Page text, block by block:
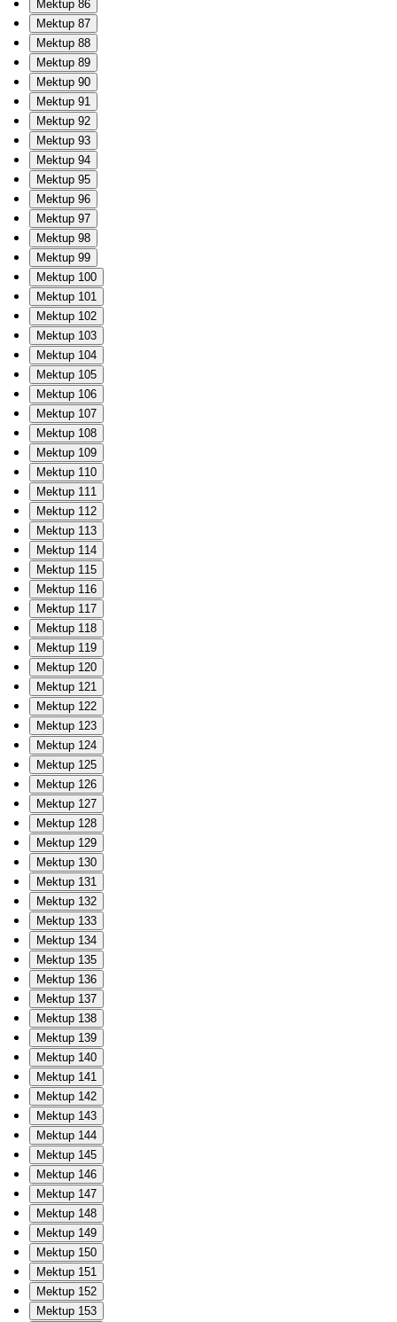
Mektup 86
Mektup 87
Mektup 88
Mektup 89
Mektup 90
Mektup 91
Mektup 92
Mektup 93
Mektup 94
Mektup 95
Mektup 96
Mektup 97
Mektup 98
Mektup 99
Mektup 100
Mektup 101
Mektup 102
Mektup 103
Mektup 104
Mektup 105
Mektup 106
Mektup 107
Mektup 108
Mektup 109
Mektup 110
Mektup 111
Mektup 112
Mektup 113
Mektup 114
Mektup 115
Mektup 116
Mektup 117
Mektup 118
Mektup 119
Mektup 120
Mektup 121
Mektup 122
Mektup 123
Mektup 124
Mektup 125
Mektup 126
Mektup 127
Mektup 128
Mektup 129
Mektup 130
Mektup 131
Mektup 132
Mektup 133
Mektup 134
Mektup 135
Mektup 136
Mektup 137
Mektup 138
Mektup 139
Mektup 140
Mektup 141
Mektup 142
Mektup 143
Mektup 144
Mektup 145
Mektup 146
Mektup 147
Mektup 148
Mektup 149
Mektup 150
Mektup 151
Mektup 152
Mektup 153